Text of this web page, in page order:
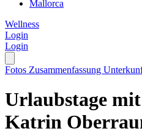
Mallorca
Wellness
Login
Login
Fotos Zusammenfassung
Urlaubstage
Katrin